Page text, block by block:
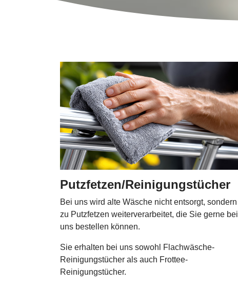
Putzfetzen/Reinigungstücher
Bei uns wird alte Wäsche nicht entsorgt, sondern
zu Putzfetzen weiterverarbeitet, die Sie gerne bei
uns bestellen können.
Sie erhalten bei uns sowohl Flachwäsche-
Reinigungstücher als auch Frottee-
Reinigungstücher.